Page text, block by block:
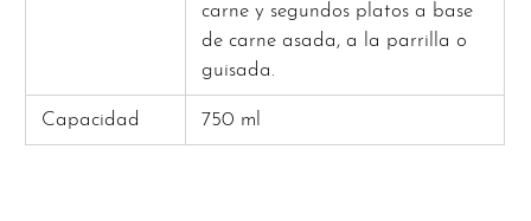
carne y segundos platos a base
de carne asada, a la parrilla o
guisada.
Capacidad 750 ml